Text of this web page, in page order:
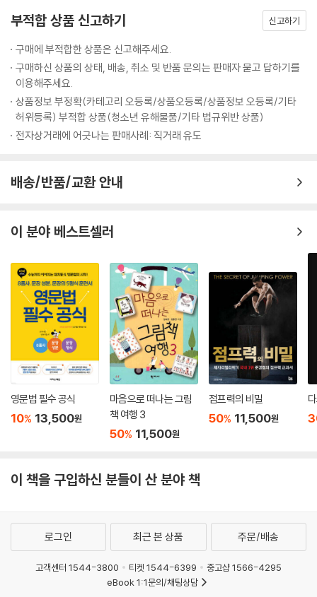
부적합 상품 신고하기 신고하기
구매에 부적합한 상품은 신고해주세요.
구매하신 상품의 상태, 배송, 취소 및 반품 문의는 판매자 묻고 답하기를
이용해주세요.
상품정보 부정확(카테고리 오등록/상품오등록/상품정보 오등록/기타
허위등록) 부적합 상품(청소년 유해물품/기타 법규위반 상품)
전자상거래에 어긋나는 판매사례: 직거래 유도
배송/반품/교환 안내
이 분야 베스트셀러
영문법 필수 공식
10% 13,500원
마음으로 떠나는 그림
책 여행 3
50% 11,500원
점프력의 비밀
50% 11,500원
이 책을 구입하신 분들이 산 분야 책
로그인 최근 본 상품 주문/배송
고객센터 1544-3800 티켓 1544-6399
중고샵 1566-4295
eBook 1:1문의/채팅상담